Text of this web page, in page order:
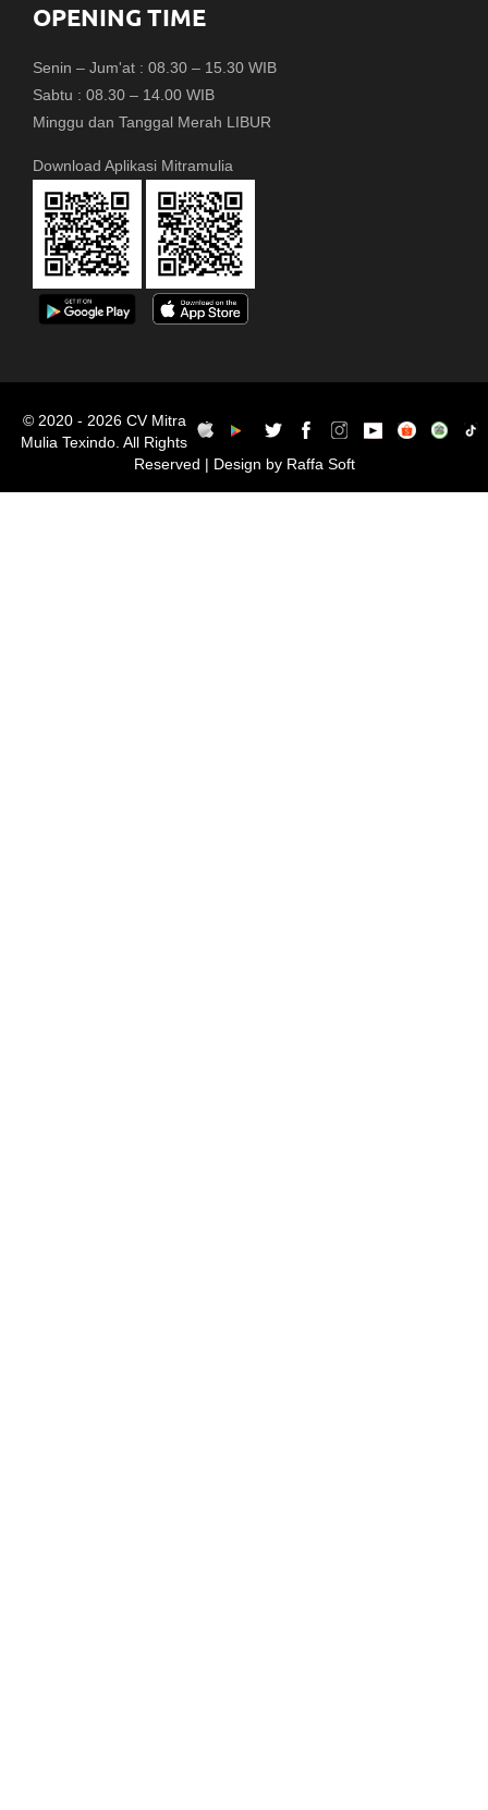
OPENING TIME
Senin – Jum'at : 08.30 – 15.30 WIB
Sabtu : 08.30 – 14.00 WIB
Minggu dan Tanggal Merah LIBUR
Download Aplikasi Mitramulia
© 2020 - 2026 CV Mitra
Mulia Texindo. All Rights
Reserved | Design by Raffa Soft